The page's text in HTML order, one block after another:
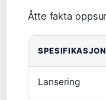
Åtte fakta
SPESIFIKASJON
Lansering